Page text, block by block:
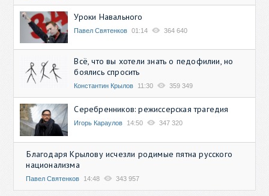
Уроки Навального
Павел Святенков 01:14 364 640
Всё, что вы хотели знать о педофилии, но
боялись спросить
Константин Крылов 11:30 359 349
Серебренников: режиссерская трагедия
Игорь Караулов 14:50 347 320
Благодаря Крылову исчезли родимые пятна русского
национализма
Павел Святенков 14:48 343 957